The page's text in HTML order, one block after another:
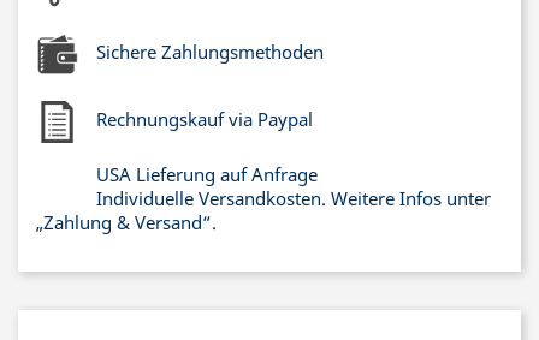
Sichere Zahlungsmethoden
Rechnungskauf via Paypal
USA Lieferung auf Anfrage
Individuelle Versandkosten. Weitere Infos unter
„Zahlung & Versand“.